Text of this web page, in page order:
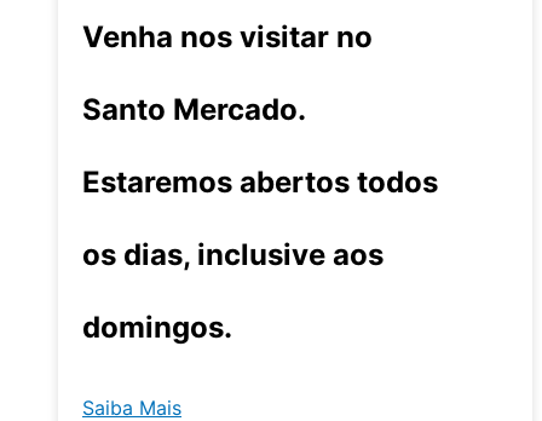
Venha nos visitar no
Santo Mercado.
Estaremos abertos todos
os dias, inclusive aos
domingos.
Saiba Mais